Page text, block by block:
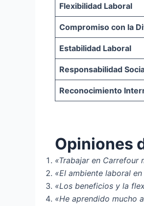
Flexibilidad Laboral
Compromiso con la
Estabilidad Laboral
Responsabilidad
Reconocimiento
Opiniones
«Trabajar en Carrefour
«El ambiente laboral
«Los beneficios y la
«He aprendido mucho